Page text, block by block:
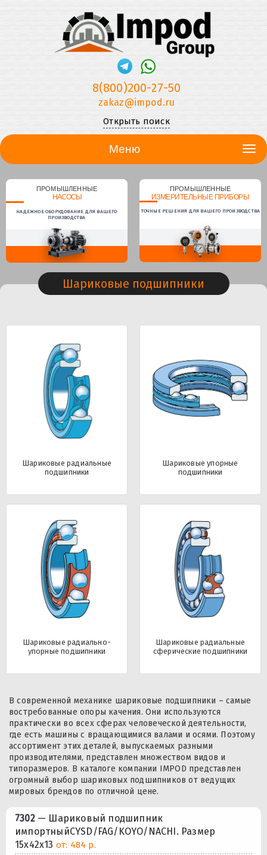
8(800)200-27-50
zakaz@impod.ru
Открыть поиск
Меню
ПРОМЫШЛЕННЫЕ
НАСОСЫ
НАДЕЖНОЕ ОБОРУДОВАНИЕ ДЛЯ ВАШЕГО
ПРОИЗВОДСТВА
ПРОМЫШЛЕННЫЕ
ИЗМЕРИТЕЛЬНЫЕ ПРИБОРЫ
ТОЧНЫЕ РЕШЕНИЯ ДЛЯ ВАШЕГО ПРОИЗВОДСТВА
Шариковые подшипники
Шариковые радиальные
подшипники
Шариковые упорные
подшипники
Шариковые радиально-
упорные подшипники
Шариковые радиальные
сферические подшипники
В современной механике шариковые подшипники – самые
востребованные опоры качения. Они используются
практически во всех сферах человеческой деятельности,
где есть машины с вращающимися валами и осями. Поэтому
ассортимент этих деталей, выпускаемых разными
производителями, представлен множеством видов и
типоразмеров. В каталоге компании IMPOD представлен
огромный выбор шариковых подшипников от ведущих
мировых брендов по отличной цене.
7302— Шариковый подшипник
импортныйCYSD/FAG/KOYO/NACHI. Размер
15x42x13 от: 484 р.